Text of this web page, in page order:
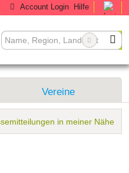
Account Login Hilfe
Vereine
in meiner Nähe